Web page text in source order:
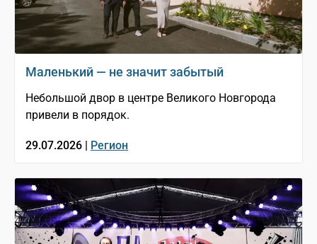
Маленький — не значит забытый
Небольшой двор в центре Великого Новгорода
привели в порядок.
29.07.2026 | Регион